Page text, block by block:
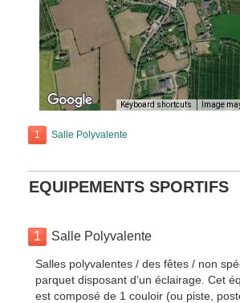
Keyboard shortcuts Image
1 Salle Polyvalente
EQUIPEMENTS SPORTIFS
1 Salle Polyvalente
Salles polyvalentes / des fêtes / non
parquet disposant d’un éclairage. Cet
est composé de 1 couloir (ou piste,